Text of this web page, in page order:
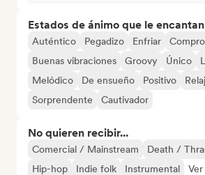
Estados de ánimo que le encantan
Auténtico Pegadizo Enfriar
Buenas vibraciones
Groovy Único
Melódico
De ensueño Positivo
Sorprendente
Cautivador
No quieren recibir...
Comercial / Mainstream Death /
Hip-hop
Indie folk Instrumental